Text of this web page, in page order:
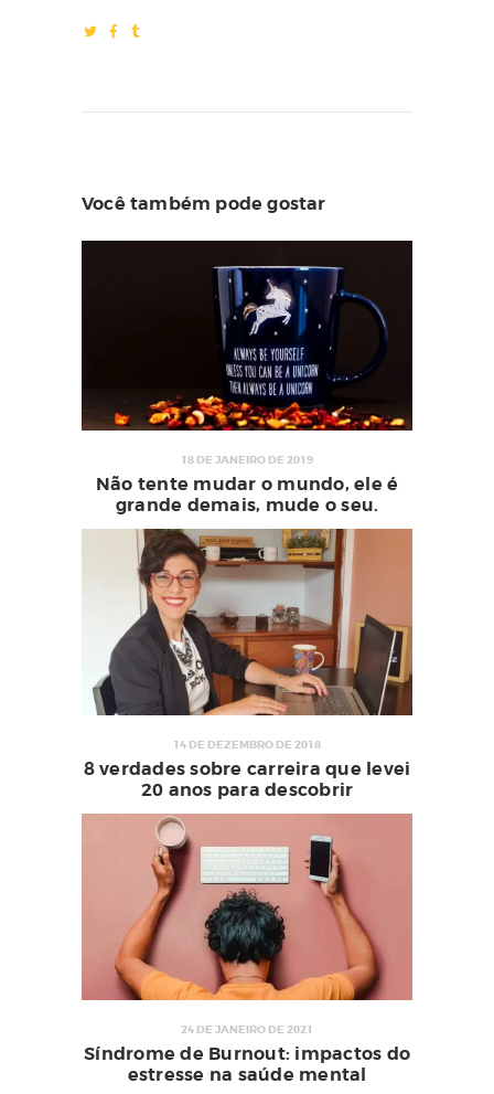
Você também pode gostar
18 DE JANEIRO DE 2019
Não tente mudar o mundo, ele é
grande demais, mude o seu.
14 DE DEZEMBRO DE 2018
8 verdades sobre carreira que levei
20 anos para descobrir
24 DE JANEIRO DE 2021
Síndrome de Burnout: impactos do
estresse na saúde mental